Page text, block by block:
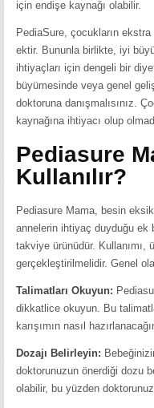
için endişe kaynağı olabilir.
PediaSure, çocukların
ektir. Bununla birlikte, iyi
ihtiyaçları için dengeli bir
büyümesinde veya genel
doktoruna danışmalısınız.
kaynağına ihtiyacı olup
Pediasure
Kullanılır?
Pediasure Mama, besin
annelerin ihtiyaç duyduğu ek
takviye ürünüdür. Kullanımı,
gerçekleştirilmelidir. Genel
Talimatları Okuyun:
dikkatlice okuyun. Bu
karışımın nasıl
Dozajı Belirleyin:
doktorunuzun önerdiği dozu
olabilir, bu yüzden